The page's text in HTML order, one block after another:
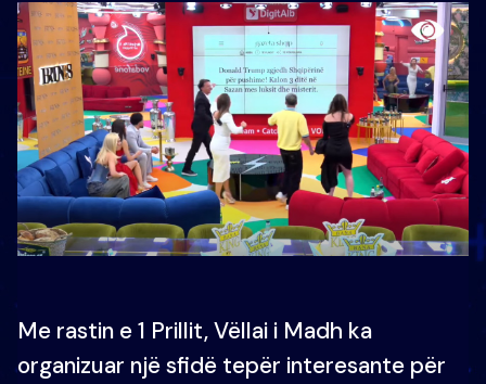
Me rastin e 1 Prillit, Vëllai i Madh ka
organizuar një sfidë tepër interesante për